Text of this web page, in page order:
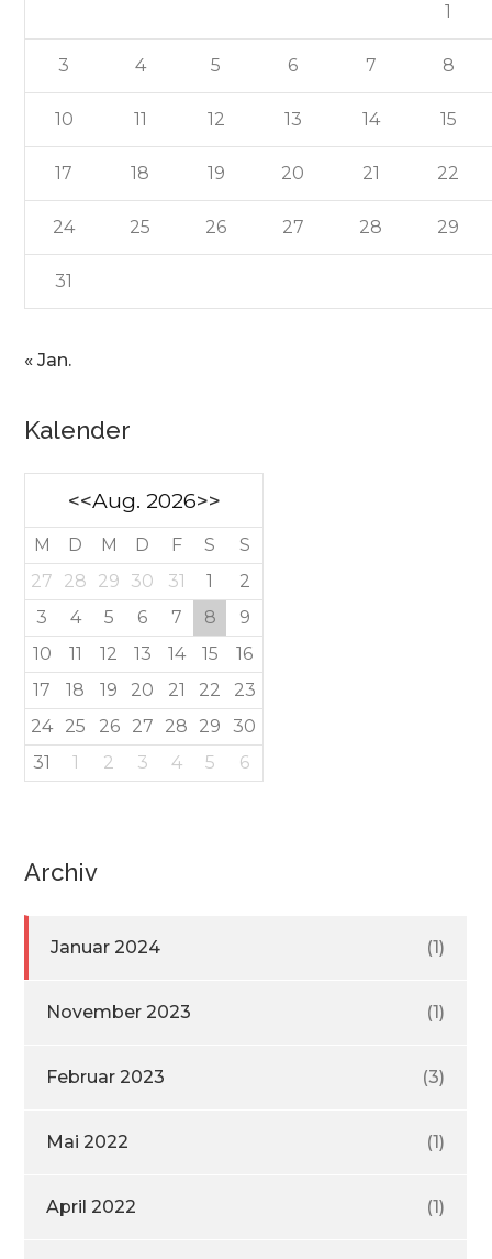
1
3 4 5 6 7 8
10 11 12 13 14 15
17 18 19 20 21 22
24 25 26 27 28 29
31
« Jan.
Kalender
<<Aug. 2026>>
M D M D F S
S
27
28 29 30 31 1
2
3
4 5 6 7 8
9
10
11 12 13 14 15
16
17
18 19 20 21 22
23
24
25 26 27 28 29
30
31
1 2 3 4 5 6
Archiv
Januar 2024 (1)
November 2023 (1)
Februar 2023 (3)
Mai 2022 (1)
April 2022 (1)